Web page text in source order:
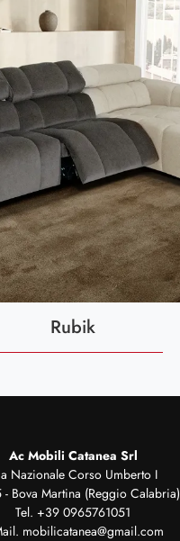
Rubik
Ac Mobili Catanea Srl
Nazionale Corso Umberto I
Bova Martina (Reggio Calabria)
Tel. +39 0965761051
mobilicatanea@gmail.com